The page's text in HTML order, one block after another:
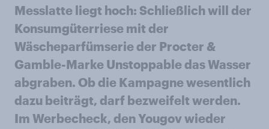
Messlatte liegt hoch: Schließlich will der
Konsumgüterriese mit der
Wäscheparfümserie der Procter &
Gamble-Marke Unstoppable das Wasser
abgraben. Ob die Kampagne wesentlich
dazu beiträgt, darf bezweifelt werden.
Im Werbecheck, den Yougov wieder